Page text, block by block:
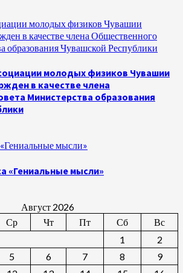
молодых физиков Чувашии
в качестве члена Общественного
образования Чувашской Республики
молодых физиков Чувашии
в качестве члена
Министерства образования
мысли»
«Гениальные мысли»
Август 2026
Ср Чт Пт Сб
Вс
1
2
5 6 7 8
9